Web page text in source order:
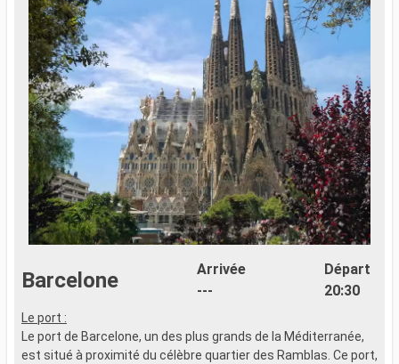
Barcelone
Arrivée
---
Départ
20:30
Le port :
Le port de Barcelone, un des plus grands de la Méditerranée,
est situé à proximité du célèbre quartier des Ramblas. Ce port,